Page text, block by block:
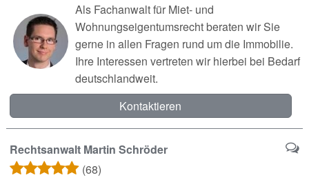
Als Fachanwalt für Miet- und
Wohnungseigentumsrecht beraten wir Sie
gerne in allen Fragen rund um die Immobilie.
Ihre Interessen vertreten wir hierbei bei Bedarf
deutschlandweit.
Kontaktieren
Rechtsanwalt Martin Schröder
(68)